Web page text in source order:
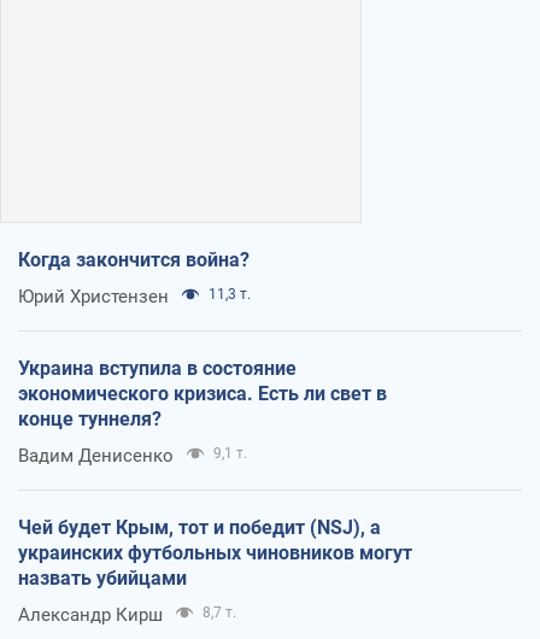
Когда закончится война?
Юрий Христензен 11,3 т.
Украина вступила в состояние
экономического кризиса. Есть ли свет в
конце туннеля?
Вадим Денисенко 9,1 т.
Чей будет Крым, тот и победит (NSJ), а
украинских футбольных чиновников могут
назвать убийцами
Александр Кирш 8,7 т.